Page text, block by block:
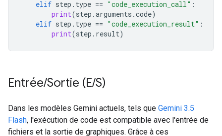
elif step . type == "code_execution_call" :
print(step .arguments .code)
elif step . type == "code_execution_result" :
print(step . result)
Entrée/Sortie (E/S)
Dans les modèles Gemini actuels, tels que Gemini 3.5
Flash, l'exécution de code est compatible avec l'entrée de
fichiers et la sortie de graphiques. Grâce à ces